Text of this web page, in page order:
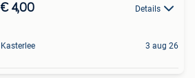
€ 4,00 Details
Kasterlee 3 aug 26